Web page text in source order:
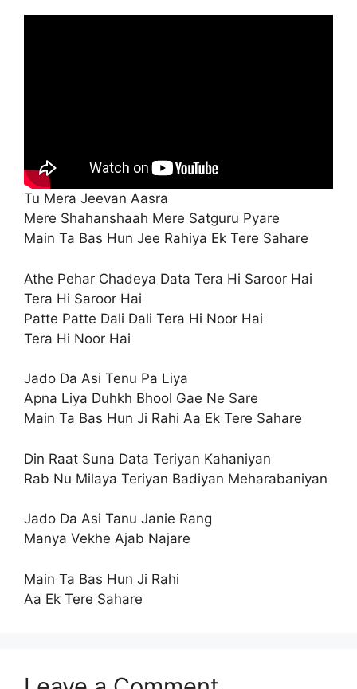
Tu Mera Jeevan Aasra
Mere Shahanshaah Mere Satguru Pyare
Main Ta Bas Hun Jee Rahiya Ek Tere Sahare
Athe Pehar Chadeya Data Tera Hi Saroor Hai
Tera Hi Saroor Hai
Patte Patte Dali Dali Tera Hi Noor Hai
Tera Hi Noor Hai
Jado Da Asi Tenu Pa Liya
Apna Liya Duhkh Bhool Gae Ne Sare
Main Ta Bas Hun Ji Rahi Aa Ek Tere Sahare
Din Raat Suna Data Teriyan Kahaniyan
Rab Nu Milaya Teriyan Badiyan Meharabaniyan
Jado Da Asi Tanu Janie Rang
Manya Vekhe Ajab Najare
Main Ta Bas Hun Ji Rahi
Aa Ek Tere Sahare